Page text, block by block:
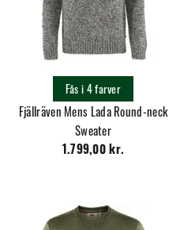
Fjällräven Mens Lada Round-neck
Sweater
1.799,00 kr.
Fås i 4 farver